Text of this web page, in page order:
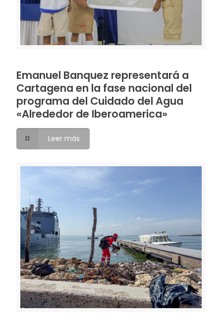
Emanuel Banquez representará a
Cartagena en la fase nacional del
programa del Cuidado del Agua
«Alrededor de Iberoamerica»
Leer más